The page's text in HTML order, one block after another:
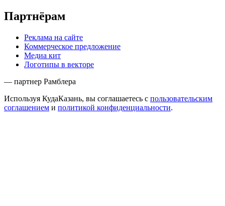
Партнёрам
Реклама на сайте
Коммерческое предложение
Медиа кит
Логотипы в векторе
— партнер Рамблера
Используя КудаКазань, вы соглашаетесь с пользовательским
соглашением и политикой конфиденциальности.